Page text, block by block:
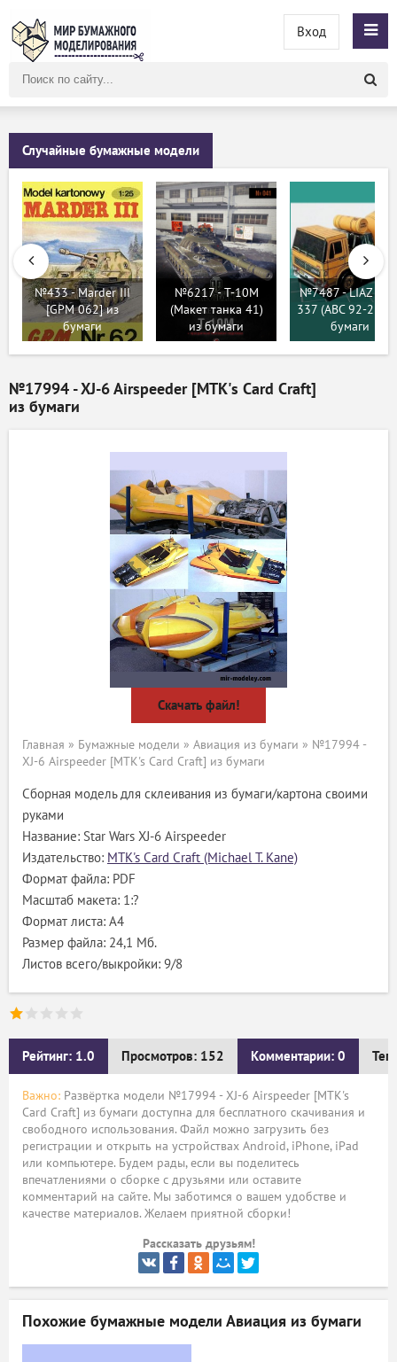
сайту
Вход
Случайные бумажные модели
№433 - Marder III
[GPM 062] из
бумаги
№6217 - Т-10М
(Макет танка 41)
из бумаги
№7487 - LIAZ
337 (ABC 92-21 )
бумаги
№17994 - XJ-6 Airspeeder [MTK's Card Craft]
из бумаги
Скачать файл!
Главная » Бумажные модели » Авиация из бумаги » №17994 -
XJ-6 Airspeeder [MTK's Card Craft] из бумаги
Сборная модель для склеивания из бумаги/картона своими
руками
Название: Star Wars XJ-6 Airspeeder
Издательство: MTK's Card Craft (Michael T. Kane)
Формат файла: PDF
Масштаб макета: 1:?
Формат листа: А4
Размер файла: 24,1 Мб.
Листов всего/выкройки: 9/8
Рейтинг: 1.0 Просмотров: 152 Комментарии: 0
Важно: Развёртка модели №17994 - XJ-6 Airspeeder [MTK's
Card Craft] из бумаги доступна для бесплатного скачивания и
свободного использования. Файл можно загрузить без
регистрации и открыть на устройствах Android, iPhone, iPad
или компьютере. Будем рады, если вы поделитесь
впечатлениями о сборке с друзьями или оставите
комментарий на сайте. Мы заботимся о вашем удобстве и
качестве материалов. Желаем приятной сборки!
Рассказать друзьям!
Похожие бумажные модели Авиация из бумаги